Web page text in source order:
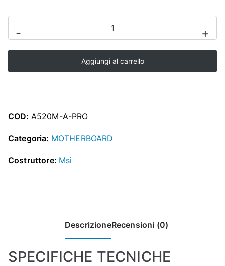
-
MADRE
MSI
+
Aggiungi al carrello
COD: A520M-A-PRO
Categoria: MOTHERBOARD
Costruttore: Msi
DescrizioneRecensioni (0)
SPECIFICHE TECNICHE